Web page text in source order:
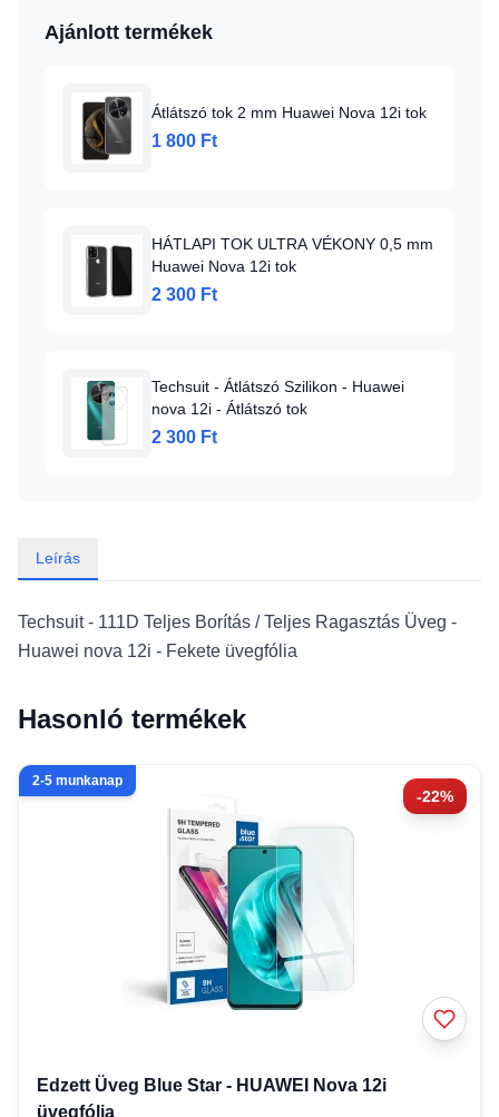
Ajánlott termékek
Átlátszó tok 2 mm Huawei Nova 12i tok
1 800 Ft
HÁTLAPI TOK ULTRA VÉKONY 0,5 mm
Huawei Nova 12i tok
2 300 Ft
Techsuit - Átlátszó Szilikon - Huawei
nova 12i - Átlátszó tok
2 300 Ft
Leírás
Techsuit - 111D Teljes Borítás / Teljes Ragasztás Üveg -
Huawei nova 12i - Fekete üvegfólia
Hasonló termékek
-22%
2-5 munkanap
Edzett Üveg Blue Star - HUAWEI Nova 12i
üvegfólia